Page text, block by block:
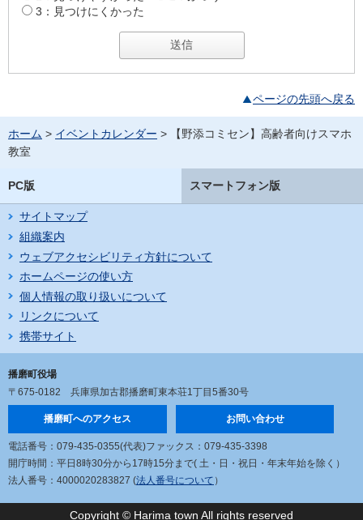
3：見つけにくかった
ページの先頭へ戻る
ホーム > イベントカレンダー > 【野添コミセン】高齢者向けスマホ
教室
PC版 スマートフォン版
サイトマップ
組織案内
ウェブアクセシビリティ方針について
ホームページの使い方
個人情報の取り扱いについて
リンクについて
携帯サイト
播磨町役場
〒675-0182 兵庫県加古郡播磨町東本荘1丁目5番30号
播磨町へのアクセス お問い合わせ
電話番号：079-435-0355(代表)ファックス：079-435-3398
開庁時間：平日8時30分から17時15分まで( 土・日・祝日・年末年始を除く）
法人番号：4000020283827 (法人番号について ）
Copyright © Harima town All rights reserved